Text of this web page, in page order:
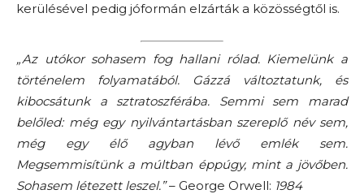
kerülésével pedig jóformán elzárták a közösségtől is.
„Az utókor sohasem fog hallani rólad. Kiemelünk a
történelem folyamatából. Gázzá változtatunk, és
kibocsátunk a sztratoszférába. Semmi sem marad
belőled: még egy nyilvántartásban szereplő név sem,
még egy élő agyban lévő emlék sem.
Megsemmisítünk a múltban éppúgy, mint a jövőben.
Sohasem létezett leszel.”– George Orwell: 1984